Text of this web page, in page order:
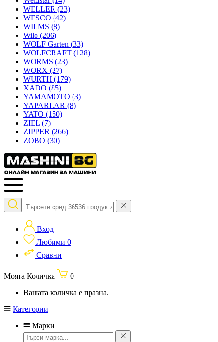
WELLER (23)
WESCO (42)
WILMS (8)
Wilo (206)
WOLF Garten (33)
WOLFCRAFT (128)
WORMS (23)
WORX (27)
WURTH (179)
XADO (85)
YAMAMOTO (3)
YAPARLAR (8)
YATO (150)
ZIEL (7)
ZIPPER (266)
ZOBO (30)
Вход
Любими 0
Сравни
Моята Количка
0
Вашата количка е празна.
Категории
Марки